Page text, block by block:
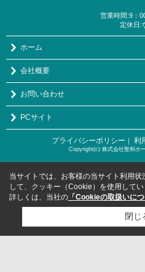
営業時間:9：
定休日:
ホーム
会社概要
お問い合わせ
PCサイト
プライバシーポリシー ｜ 利
Copyright(c) 株式会社聖和ホ
当サイトでは、お客様の当サイト利用
して、クッキー（Cookie）を使用してい
詳しくは、当社の 「Cookieの取扱いにつ
閉じ